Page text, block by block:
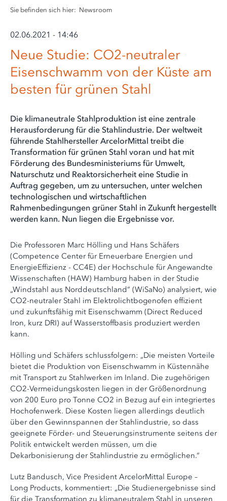
Sie befinden sich hier: Newsroom
02.06.2021 - 14:46
Neue Studie: CO2-neutraler
Eisenschwamm von der Küste am
besten für grünen Stahl
Die klimaneutrale Stahlproduktion ist eine zentrale
Herausforderung für die Stahlindustrie. Der weltweit
führende Stahlhersteller ArcelorMittal treibt die
Transformation für grünen Stahl voran und hat mit
Förderung des Bundesministeriums für Umwelt,
Naturschutz und Reaktorsicherheit eine Studie in
Auftrag gegeben, um zu untersuchen, unter welchen
technologischen und wirtschaftlichen
Rahmenbedingungen grüner Stahl in Zukunft hergestellt
werden kann. Nun liegen die Ergebnisse vor.
Die Professoren Marc Hölling und Hans Schäfers
(Competence Center für Erneuerbare Energien und
EnergieEffizienz - CC4E) der Hochschule für Angewandte
Wissenschaften (HAW) Hamburg haben in der Studie
„Windstahl aus Norddeutschland“ (WiSaNo) analysiert, wie
CO2-neutraler Stahl im Elektrolichtbogenofen effizient
und zukunftsfähig mit Eisenschwamm (Direct Reduced
Iron, kurz DRI) auf Wasserstoffbasis produziert werden
kann.
Hölling und Schäfers schlussfolgern: „Die meisten Vorteile
bietet die Produktion von Eisenschwamm in Küstennähe
mit Transport zu Stahlwerken im Inland. Die zugehörigen
CO2-Vermeidungskosten liegen in der Größenordnung
von 200 Euro pro Tonne CO2 in Bezug auf ein integriertes
Hochofenwerk. Diese Kosten liegen allerdings deutlich
über den Gewinnspannen der Stahlindustrie, so dass
geeignete Förder- und Steuerungsinstrumente seitens der
Politik entwickelt werden müssen, um die
Dekarbonisierung der Stahlindustrie zu ermöglichen.“
Lutz Bandusch, Vice President ArcelorMittal Europe –
Long Products, kommentiert: „Die Studienergebnisse sind
für die Transformation zu klimaneutralem Stahl in unseren